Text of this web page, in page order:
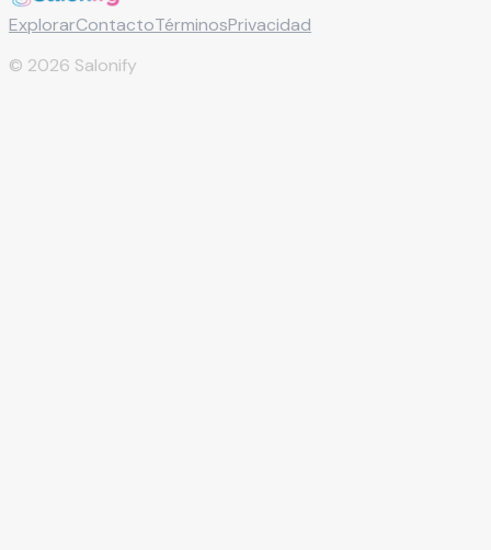
ExplorarContactoTérminosPrivacidad
© 2026 Salonify